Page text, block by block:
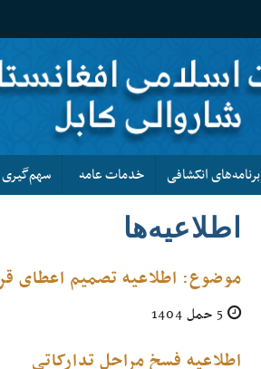
برنامه‌های انکشافی خدمات عامه
اطلاعیه‌ها
موضوع: اطلاعیه تصمیم اعطای
اطلاعیه فسخ مراحل تدارکاتی